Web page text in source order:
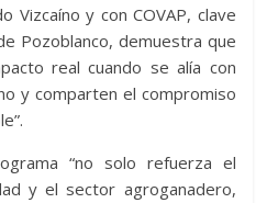
Vizcaíno y con COVAP, clave
Pozoblanco, demuestra que
real cuando se alía con
y comparten el compromiso
“no solo refuerza el
y el sector agroganadero,